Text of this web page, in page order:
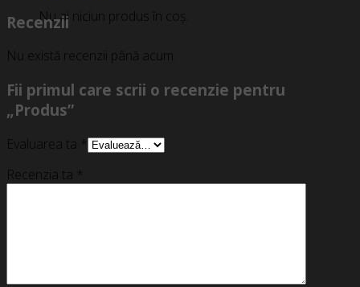
Nu ai niciun produs în coș.
Recenzii
Nu există recenzii până acum.
Fii primul care scrii o recenzie pentru
„Produs”
Evaluarea ta *
Recenzia ta *